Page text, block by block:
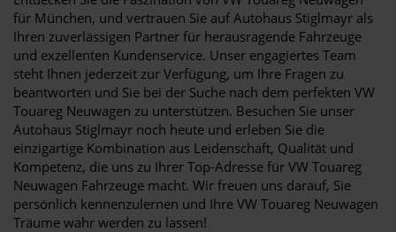
für München, und vertrauen Sie auf Autohaus Stiglmayr als
Ihren zuverlässigen Partner für herausragende Fahrzeuge
und exzellenten Kundenservice. Unser engagiertes Team
steht Ihnen jederzeit zur Verfügung, um Ihre Fragen zu
beantworten und Sie bei der Suche nach dem perfekten VW
Touareg Neuwagen zu unterstützen. Besuchen Sie unser
Autohaus Stiglmayr noch heute und erleben Sie die
einzigartige Kombination aus Leidenschaft, Qualität und
Kompetenz, die uns zu Ihrer Top-Adresse für VW Touareg
Neuwagen Fahrzeuge macht. Wir freuen uns darauf, Sie
persönlich kennenzulernen und Ihre VW Touareg Neuwagen
Träume wahr werden zu lassen!